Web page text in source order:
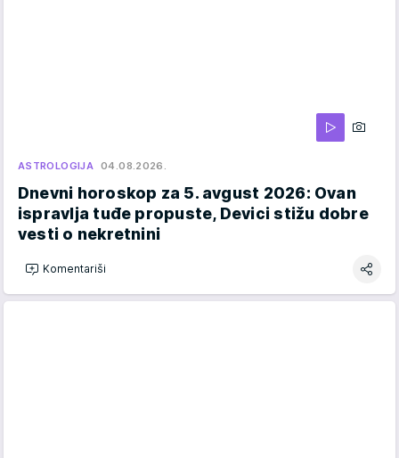
ASTROLOGIJA 04.08.2026.
Dnevni horoskop za 5. avgust 2026: Ovan
ispravlja tuđe propuste, Devici stižu dobre
vesti o nekretnini
Komentariši